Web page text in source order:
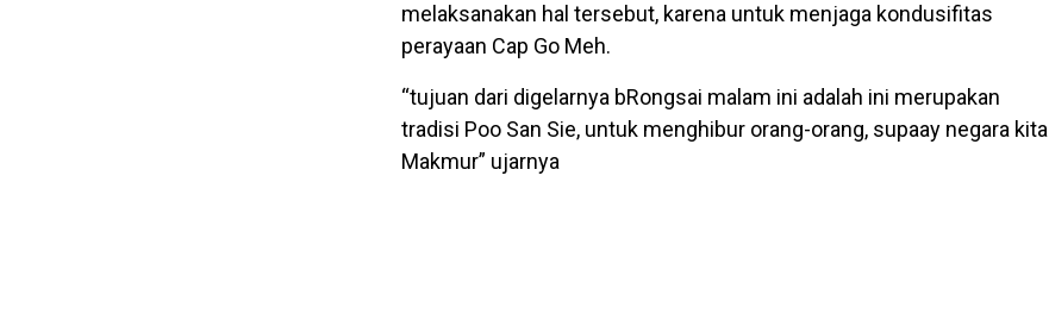
melaksanakan hal tersebut, karena untuk menjaga kondusifitas
perayaan Cap Go Meh.
“tujuan dari digelarnya bRongsai malam ini adalah ini merupakan
tradisi Poo San Sie, untuk menghibur orang-orang, supaay negara kita
Makmur” ujarnya